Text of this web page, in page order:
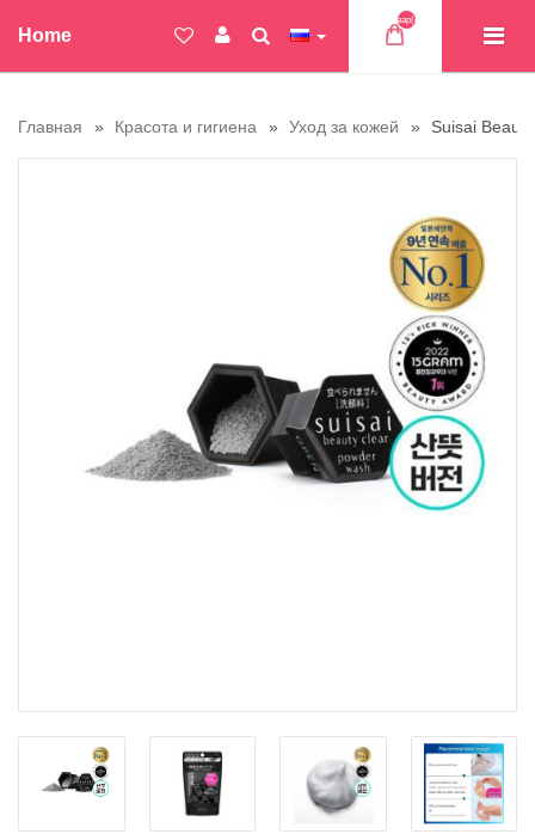
Home
Товар(ов)
Главная Красота и гигиена Уход за кожей Suisai